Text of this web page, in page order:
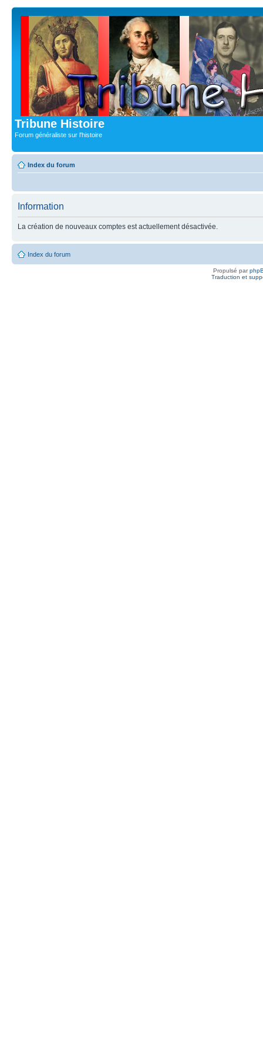
Tribune Histoire
Forum généraliste sur l'histoire
Index du forum
Information
La création de nouveaux comptes est actuellement désactivée.
Index du forum
Propulsé par
Traduction et